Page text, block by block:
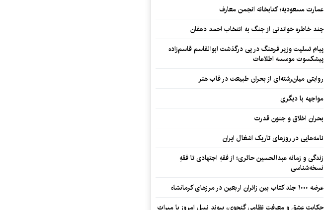
عمارت مسعودیه؛ کتابخانه انجمن معارف
چند خاطره خواندنی از جنگ به انتخاب احمد دهقان
پیام تسلیت وزیر فرهنگ در پی درگذشت ابوالقاسم قاسم‌زاده
پیشکسوت موسسه اطلاعات
روایتی میان‌رشته‌ای از بحران طبیعت در قاب هنر
مواجهه با دیگری
بحران اخلاق و جنون قدرت
نامه‌هایی در روزهای تاریک اشغال ایران
زندگی و زمانه عبدالحسین حائری؛ از فقهِ اجتهادی تا فقهِ
نسخه‌شناسی
عرضه ۱۰۰۰ جلد کتاب بین زائران اربعین در مرزهای کرمانشاه
حکایت عشق و معرفت نظامی گنجوی، پیوند نسل امروز با میراث